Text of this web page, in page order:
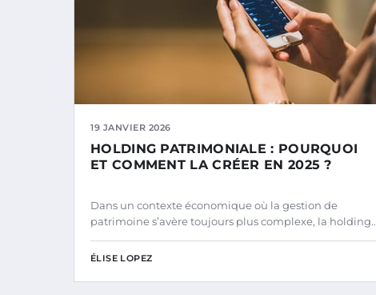
19 JANVIER 2026
HOLDING PATRIMONIALE : POURQUOI
ET COMMENT LA CRÉER EN 2025 ?
Dans un contexte économique où la gestion de
patrimoine s’avère toujours plus complexe, la holding…
ÉLISE LOPEZ